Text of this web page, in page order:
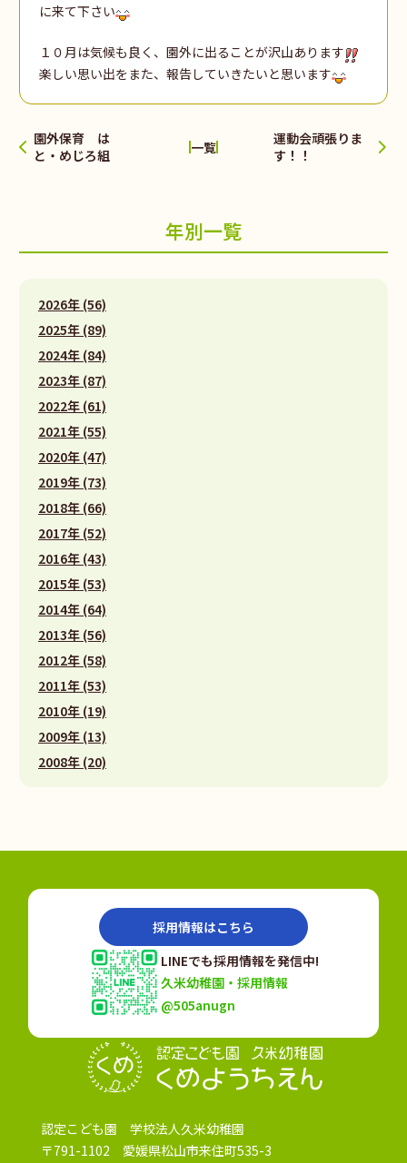
に来て下さい
１０月は気候も良く、園外に出ることが沢山あります
楽しい思い出をまた、報告していきたいと思います
園外保育 は
と・めじろ組
一覧
運動会頑張りま
す！！
年別一覧
2026年 (56)
2025年 (89)
2024年 (84)
2023年 (87)
2022年 (61)
2021年 (55)
2020年 (47)
2019年 (73)
2018年 (66)
2017年 (52)
2016年 (43)
2015年 (53)
2014年 (64)
2013年 (56)
2012年 (58)
2011年 (53)
2010年 (19)
2009年 (13)
2008年 (20)
認定こども園 学校法人久米幼稚園
〒791-1102 愛媛県松山市来住町535-3
採用情報はこちら
LINEでも採用情報を発信中!
久米幼稚園・採用情報
@505anugn